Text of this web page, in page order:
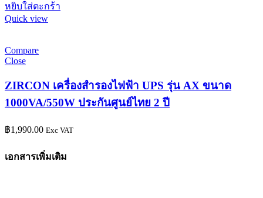
หยิบใส่ตะกร้า
Quick view
Compare
Close
ZIRCON เครื่องสำรองไฟฟ้า UPS รุ่น AX ขนาด
1000VA/550W ประกันศูนย์ไทย 2 ปี
฿1,990.00 Exc VAT
เอกสารเพิ่มเติม